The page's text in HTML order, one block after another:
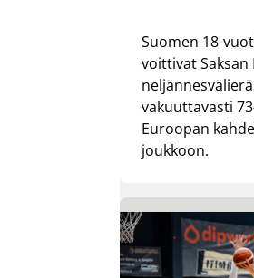
Suomen 18-
voittivat Saksan
vakuuttavasti
Euroopan
joukkoon.